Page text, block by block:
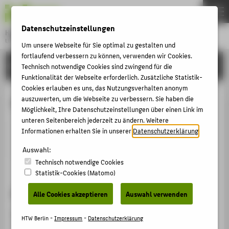
Hochschule für Technik und Wirtschaft Berlin
University of Applied Sciences
Menu
HOCHSCHULE
Dipl.-Ing. Olaf Trommer
trommer@htw-berlin.de
Arbeitsgebiet
Maschinenbau, Mikro- und Feinwerktechnik,
THEMEN
HOCHSCHULE
CAMPUS
STUDIUM
LEHRE
KARRIERE
INTERNATIONAL
INFORMATIONEN FÜR
Datenschutzeinstellungen
Um unsere Webseite für Sie optimal zu gestalten und
fortlaufend verbessern zu können, verwenden wir Cookies.
Technisch notwendige Cookies sind zwingend für die
Funktionalität der Webseite erforderlich. Zusätzliche Statistik-
Cookies erlauben es uns, das Nutzungsverhalten anonym
auszuwerten, um die Webseite zu verbessern. Sie haben die
Möglichkeit, Ihre Datenschutzeinstellungen über einen Link im
unteren Seitenbereich jederzeit zu ändern. Weitere
Informationen erhalten Sie in unsererDatenschutzerklärung
Auswahl:
Technisch notwendige Cookies
Statistik-Cookies (Matomo)
Alle Cookies akzeptieren Auswahl verwenden
HTW Berlin -Impressum- Datenschutzerklärung